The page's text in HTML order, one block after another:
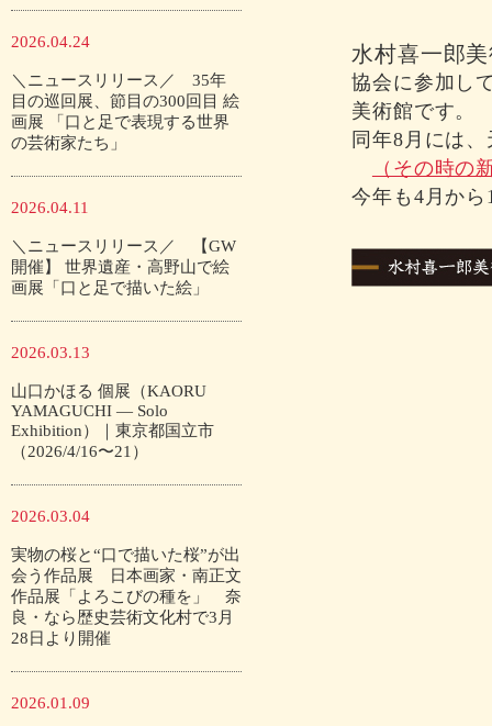
2026.04.24
＼ニュースリリース／ 35年
目の巡回展、節目の300回目 絵
画展 「口と足で表現する世界
の芸術家たち」
2026.04.11
＼ニュースリリース／ 【GW
開催】 世界遺産・高野山で絵
画展「口と足で描いた絵」
2026.03.13
山口かほる 個展（KAORU
YAMAGUCHI — Solo
Exhibition）｜東京都国立市
（2026/4/16〜21）
2026.03.04
実物の桜と“口で描いた桜”が出
会う作品展 日本画家・南正文
作品展「よろこびの種を」 奈
良・なら歴史芸術文化村で3月
28日より開催
2026.01.09
水村喜一郎
協会に参加し
美術館です。
同年8月には
（その時の
今年も4月か